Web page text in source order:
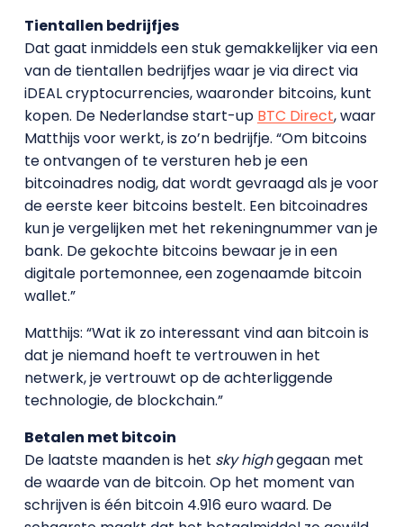
Tientallen bedrijfjes
Dat gaat inmiddels een stuk gemakkelijker via een
van de tientallen bedrijfjes waar je via direct via
iDEAL cryptocurrencies, waaronder bitcoins, kunt
kopen. De Nederlandse start-up BTC Direct, waar
Matthijs voor werkt, is zo’n bedrijfje. “Om bitcoins
te ontvangen of te versturen heb je een
bitcoinadres nodig, dat wordt gevraagd als je voor
de eerste keer bitcoins bestelt. Een bitcoinadres
kun je vergelijken met het rekeningnummer van je
bank. De gekochte bitcoins bewaar je in een
digitale portemonnee, een zogenaamde bitcoin
wallet.”
Matthijs: “Wat ik zo interessant vind aan bitcoin is
dat je niemand hoeft te vertrouwen in het
netwerk, je vertrouwt op de achterliggende
technologie, de blockchain.”
Betalen met bitcoin
De laatste maanden is het sky highgegaan met
de waarde van de bitcoin. Op het moment van
schrijven is één bitcoin 4.916 euro waard. De